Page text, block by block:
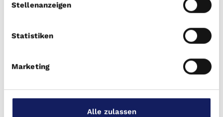
Stellenanzeigen
Statistiken
Marketing
Alle zulassen
nur wenigen Gehminuten erreichen Sie die
ermöglichen. Zudem finden Sie eine Vielzahl
unmittelbarer Nähe, die Ihren Alltag bereichern.
Kleinzschocher. Es befindet sich ebenso an der